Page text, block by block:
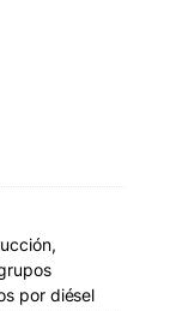
por diésel